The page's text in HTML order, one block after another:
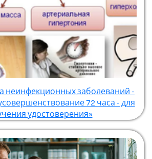
неинфекционных заболеваний -
72 часа - для
удостоверения»